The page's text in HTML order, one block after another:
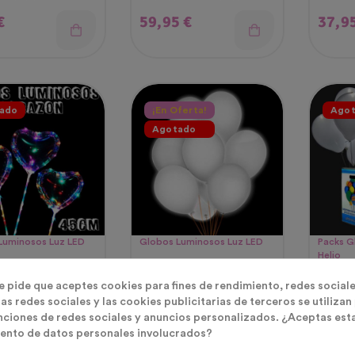
Precio
59,95 €
Luz LED
Luminoso
¡En Oferta!
Agotado
Globos Luminosos Luz LED
Blancos
Precio
3,99 €
Packs
Helio
30
LED
Maxi
pide que aceptes cookies para fines de rendimiento, redes
redes sociales y las cookies publicitarias de terceros se utilizan
de redes sociales y anuncios personalizados. ¿Aceptas
de datos personales involucrados?